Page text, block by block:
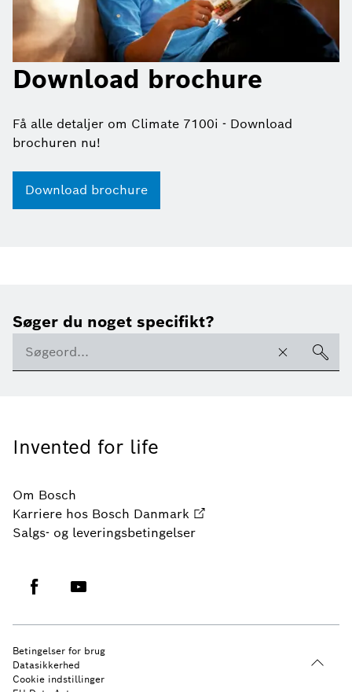
Download brochure
Få alle detaljer om Climate 7100i - Download
brochuren nu!
Download brochure
Søger du noget specifikt?
Invented for life
Om Bosch
Karriere hos Bosch Danmark
Salgs- og leveringsbetingelser
Betingelser for brug
Datasikkerhed
Cookie indstillinger